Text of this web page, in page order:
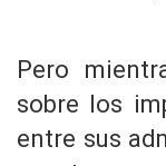
Pero
sobre los
entre sus